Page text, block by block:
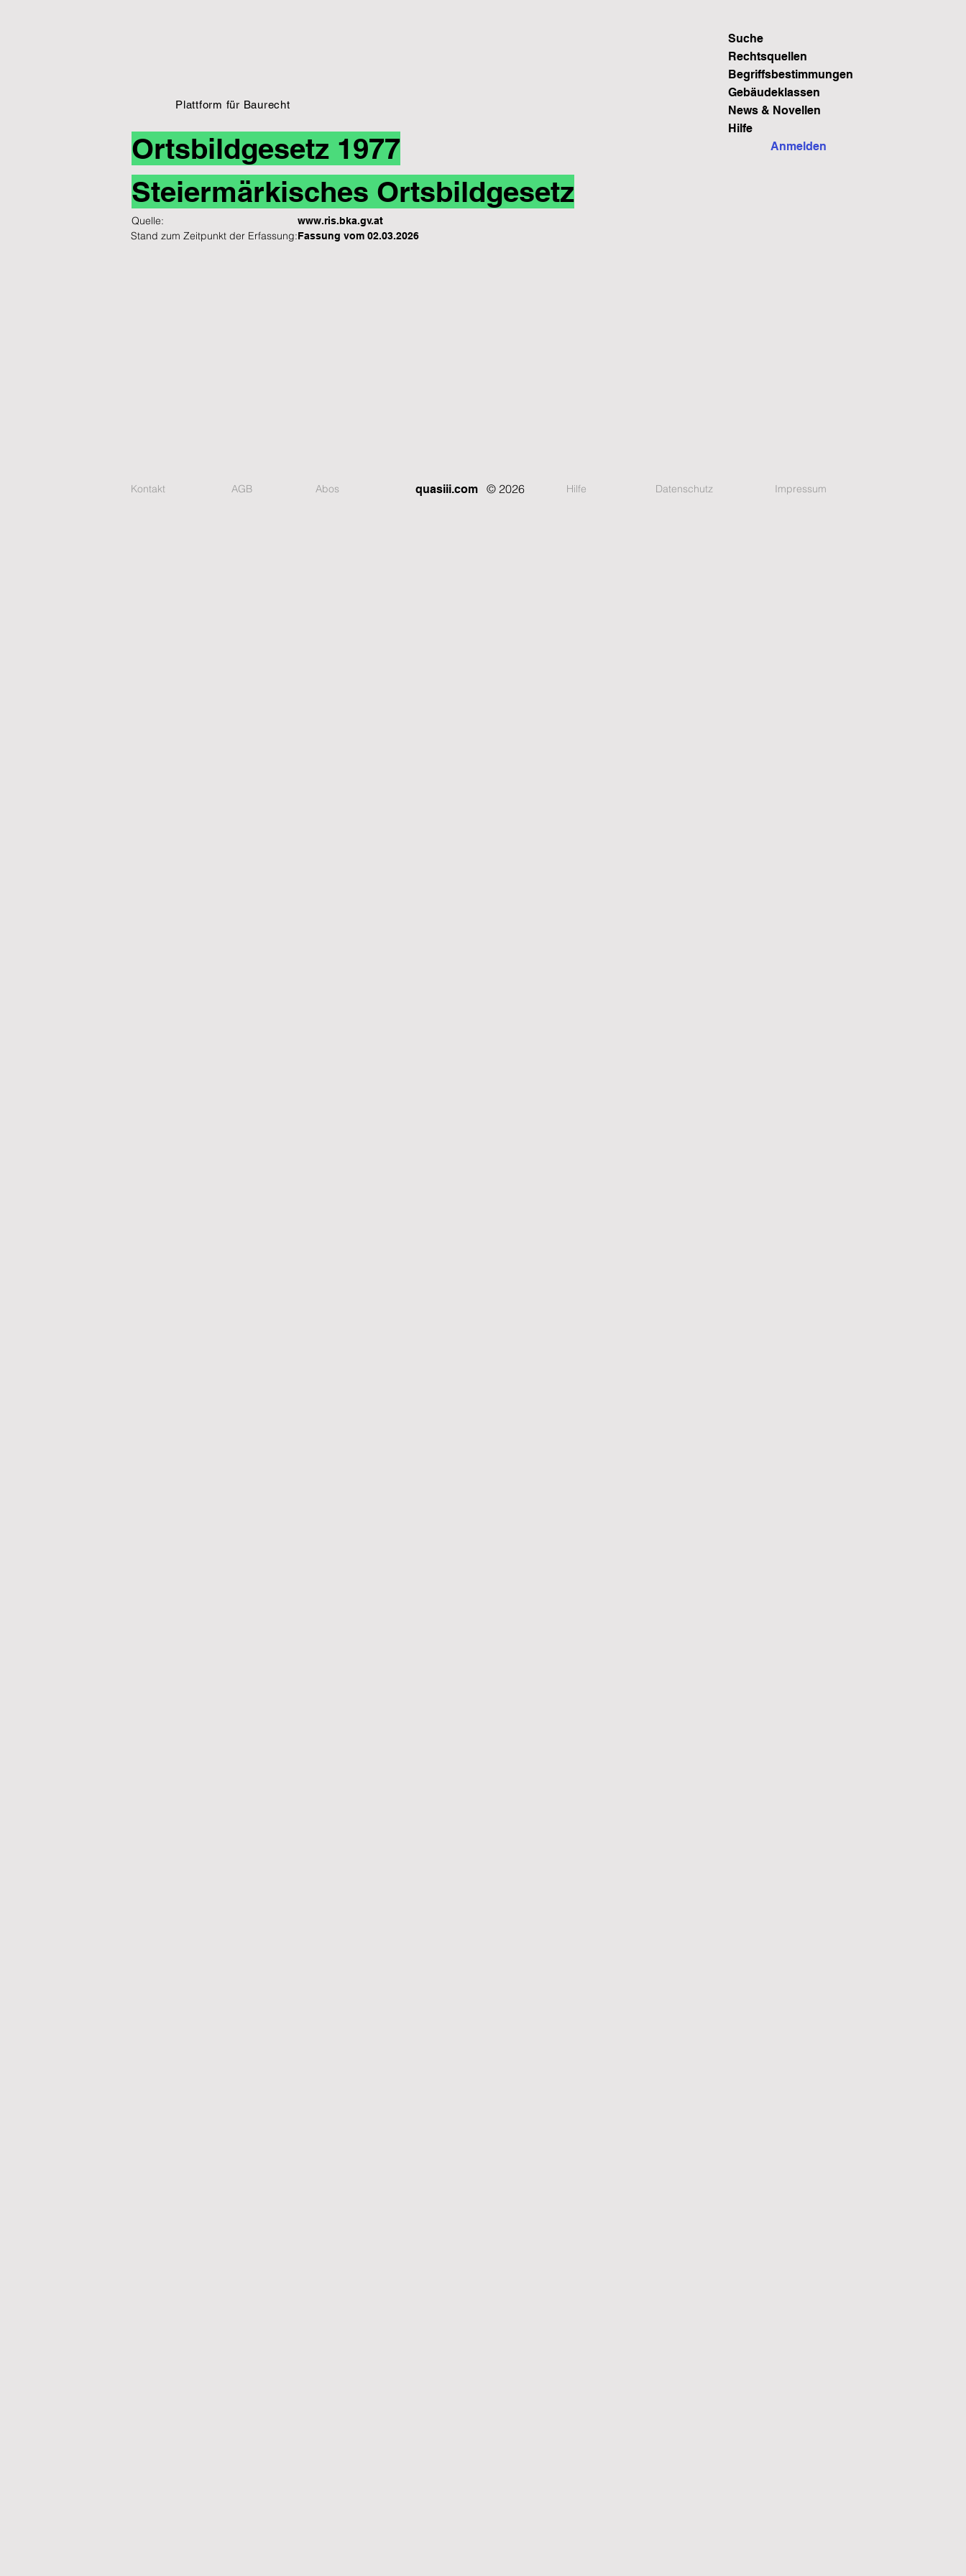
Plattform für Baurecht
Anmelden
Steiermärkisches Ortsbildgesetz
Quelle: www.ris.bka.gv.at
Ortsbildgesetz 1977
Stand zum Zeitpunkt der Erfassung:Fassung vom 02.03.2026
Suche
Rechtsquellen
Begriffsbestimmungen
Gebäudeklassen
News & Novellen
Hilfe
quasiii.com © 2026 Impressum
Datenschutz
Kontakt AGB Abos Hilfe